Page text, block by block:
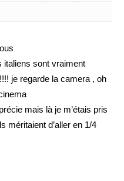
italiens sont vraiment
je regarde la camera , oh
mais là je m’étais pris
méritaient d’aller en 1/4